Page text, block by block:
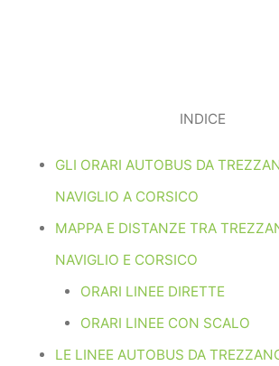
INDICE
GLI ORARI AUTOBUS DA
NAVIGLIO A CORSICO
MAPPA E DISTANZE TRA
NAVIGLIO E CORSICO
ORARI LINEE DIRETTE
ORARI LINEE CON SCALO
LE LINEE AUTOBUS DA